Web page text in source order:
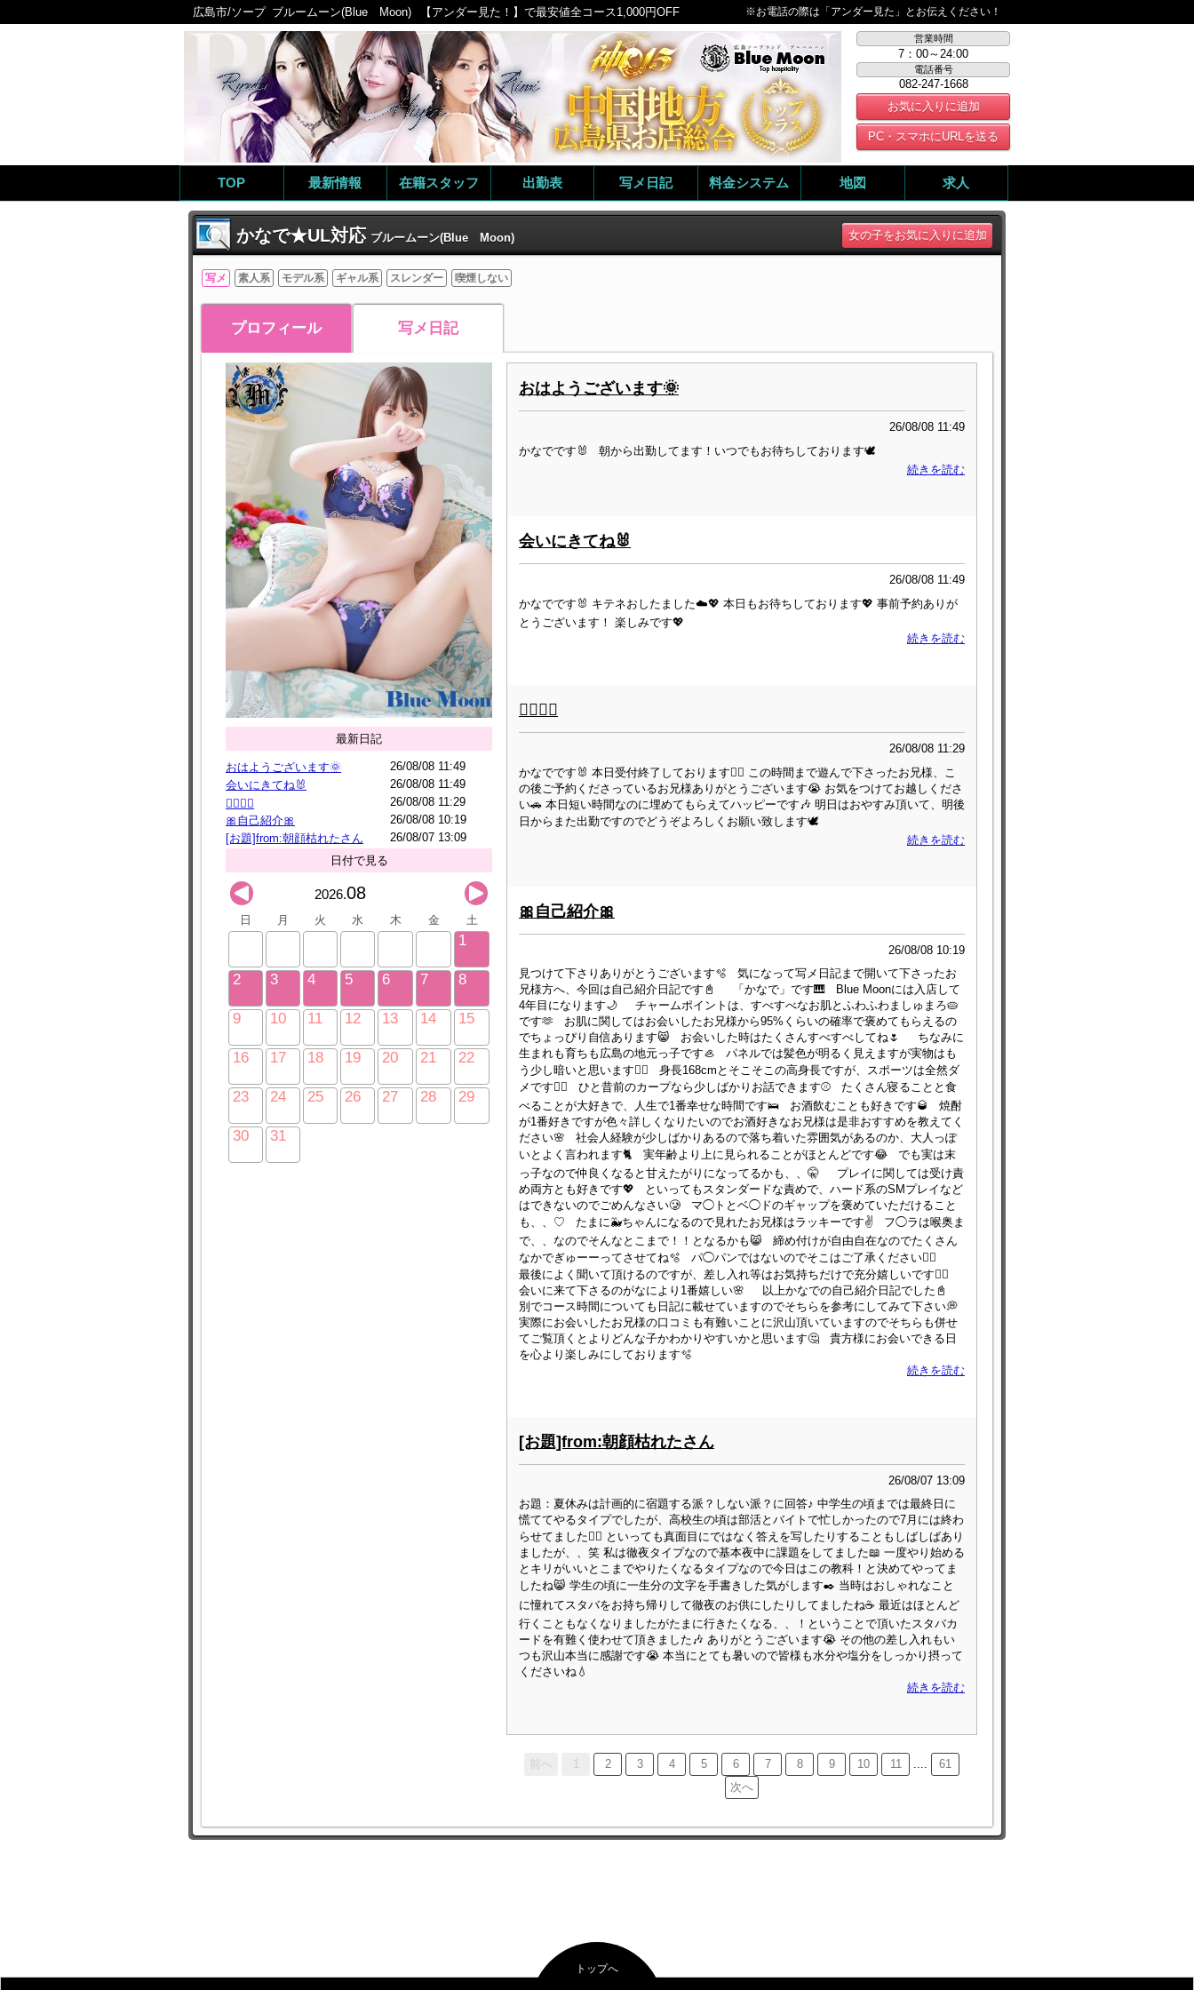
広島市/ソープ ブルームーン(Blue Moon) 【アンダー見た！】で最安値全コース1,000円OFF ※お電話の際は「アンダー見た」とお伝えください！
営業時間
7：00～24:00
電話番号
082-247-1668
お気に入りに追加
PC・スマホにURLを送る
TOP 最新情報 在籍スタッフ 出勤表 写メ日記 料金システム 地図 求人
かなで★UL対応 ブルームーン(Blue Moon) 女の子をお気に入りに追加
写メ 素人系 モデル系 ギャル系 スレンダー 喫煙しない
プロフィール 写メ日記
最新日記
おはようございます🌞
26/08/08 11:49
会いにきてね🐰
26/08/08 11:49
🙇‍♀️🙇‍♀️
26/08/08 11:29
🎀自己紹介🎀
26/08/08 10:19
[お題]from:朝顔枯れたさん
26/08/07 13:09
日付で見る
2026.08
日 月 火 水 木 金 土
1
2 3 4 5 6 7 8
9 10 11 12 13 14 15
16 17 18 19 20 21 22
23 24 25 26 27 28 29
30 31
おはようございます🌞
26/08/08 11:49
かなでです🐰 朝から出勤してます！いつでもお待ちしております🕊️
続きを読む
会いにきてね🐰
26/08/08 11:49
かなでです🐰 キテネおしたました☁️💖 本日もお待ちしております💖 事前予約ありが
とうございます！ 楽しみです💖
続きを読む
🙇‍♀️🙇‍♀️
26/08/08 11:29
かなでです🐰 本日受付終了しております🙇‍♀️ この時間まで遊んで下さったお兄様、こ
の後ご予約くださっているお兄様ありがとうございます😭 お気をつけてお越しくださ
い🚗 本日短い時間なのに埋めてもらえてハッピーです🎶 明日はおやすみ頂いて、明後
日からまた出勤ですのでどうぞよろしくお願い致します🕊️
続きを読む
🎀自己紹介🎀
26/08/08 10:19
見つけて下さりありがとうございます🫧 気になって写メ日記まで開いて下さったお
兄様方へ、今回は自己紹介日記です📓 「かなで」です🎹 Blue Moonには入店して
4年目になります🌙 チャームポイントは、すべすべなお肌とふわふわましゅまろ🥧
です🫶 お肌に関してはお会いしたお兄様から95%くらいの確率で褒めてもらえるの
でちょっぴり自信あります😸 お会いした時はたくさんすべすべしてね🌷 ちなみに
生まれも育ちも広島の地元っ子です🦪 パネルでは髪色が明るく見えますが実物はも
う少し暗いと思います💇‍♀️ 身長168cmとそこそこの高身長ですが、スポーツは全然ダ
メです🙅‍♀️ ひと昔前のカープなら少しばかりお話できます⚾️ たくさん寝ることと食
べることが大好きで、人生で1番幸せな時間です🛌 お酒飲むことも好きです🥃 焼酎
が1番好きですが色々詳しくなりたいのでお酒好きなお兄様は是非おすすめを教えてく
ださい🌸 社会人経験が少しばかりあるので落ち着いた雰囲気があるのか、大人っぽ
いとよく言われます🐈 実年齢より上に見られることがほとんどです😂 でも実は末
っ子なので仲良くなると甘えたがりになってるかも、、🤫 プレイに関しては受け責
め両方とも好きです💖 といってもスタンダードな責めで、ハード系のSMプレイなど
はできないのでごめんなさい🥲 マ◯トとベ◯ドのギャップを褒めていただけること
も、、♡ たまに🐳ちゃんになるので見れたお兄様はラッキーです✌️ フ◯ラは喉奥ま
で、、なのでそんなとこまで！！となるかも😸 締め付けが自由自在なのでたくさん
なかでぎゅーーってさせてね🫧 パ◯パンではないのでそこはご了承ください🙇‍♀️
最後によく聞いて頂けるのですが、差し入れ等はお気持ちだけで充分嬉しいです🙇‍♀️
会いに来て下さるのがなにより1番嬉しい🌸 以上かなでの自己紹介日記でした📓
別でコース時間についても日記に載せていますのでそちらを参考にしてみて下さい💭
実際にお会いしたお兄様の口コミも有難いことに沢山頂いていますのでそちらも併せ
てご覧頂くとよりどんな子かわかりやすいかと思います🤔 貴方様にお会いできる日
を心より楽しみにしております🫧
続きを読む
[お題]from:朝顔枯れたさん
26/08/07 13:09
お題：夏休みは計画的に宿題する派？しない派？に回答♪ 中学生の頃までは最終日に
慌ててやるタイプでしたが、高校生の頃は部活とバイトで忙しかったので7月には終わ
らせてました🙆‍♀️ といっても真面目にではなく答えを写したりすることもしばしばあり
ましたが、、笑 私は徹夜タイプなので基本夜中に課題をしてました📖 一度やり始める
とキリがいいとこまでやりたくなるタイプなので今日はこの教科！と決めてやってま
したね😸 学生の頃に一生分の文字を手書きした気がします✒️ 当時はおしゃれなこと
に憧れてスタバをお持ち帰りして徹夜のお供にしたりしてましたね☕️ 最近はほとんど
行くこともなくなりましたがたまに行きたくなる、、！ということで頂いたスタバカ
ードを有難く使わせて頂きました🎶 ありがとうございます😭 その他の差し入れもい
つも沢山本当に感謝です😭 本当にとても暑いので皆様も水分や塩分をしっかり摂って
くださいね💧
続きを読む
前へ 1 2 3 4 5 6 7 8 9 10 11 ....
61
次へ
トップへ